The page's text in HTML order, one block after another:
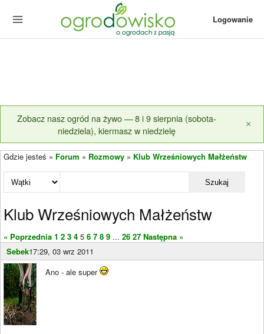
Logowanie
Zobacz nasz ogród na żywo — 8 i 9 sierpnia (sobota-
niedziela), kiermasz w niedzielę
×
Gdzie jesteś » Forum » Rozmowy » Klub Wrześniowych Małżeństw
Szukaj
Klub Wrześniowych Małżeństw
« Poprzednia 1 2 3 4 5 6 7 8 9 ... 26 27 Następna »
Sebek17:29, 03 wrz 2011
Ano - ale super